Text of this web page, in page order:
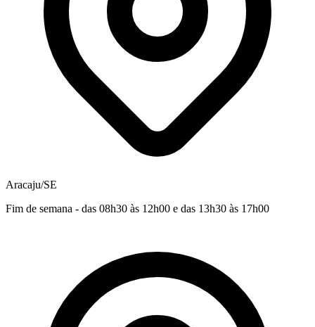
Aracaju/SE
Fim de semana - das 08h30 às 12h00 e das 13h30 às 17h00